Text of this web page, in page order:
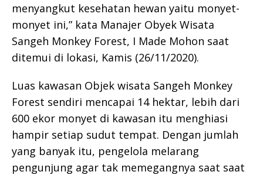
menyangkut kesehatan hewan yaitu monyet-
monyet ini,” kata Manajer Obyek Wisata
Sangeh Monkey Forest, I Made Mohon saat
ditemui di lokasi, Kamis (26/11/2020).
Luas kawasan Objek wisata Sangeh Monkey
Forest sendiri mencapai 14 hektar, lebih dari
600 ekor monyet di kawasan itu menghiasi
hampir setiap sudut tempat. Dengan jumlah
yang banyak itu, pengelola melarang
pengunjung agar tak memegangnya saat saat